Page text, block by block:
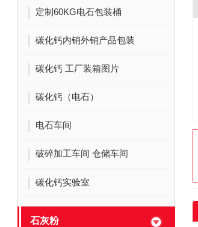
定制60KG电石包装桶
碳化钙内销外销产品包装
碳化钙 工厂装箱图片
碳化钙（电石）
电石车间
破碎加工车间 仓储车间
碳化钙实验室
石灰粉